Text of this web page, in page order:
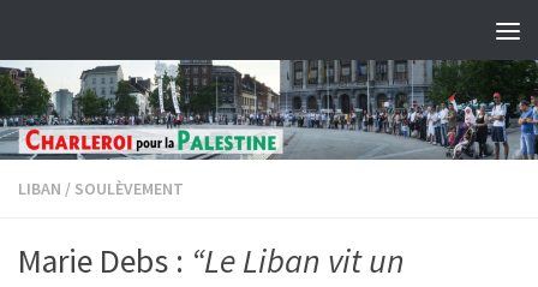
LIBAN / SOULÈVEMENT
Marie Debs : “Le Liban vit un